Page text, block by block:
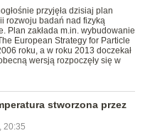
przyjęła dzisiaj plan
rozwoju badań nad fizyką
Plan zakłada m.in. wybudowanie
European Strategy for Particle
roku, a w roku 2013 doczekał
wersją rozpoczęły się w
stworzona przez
20:35